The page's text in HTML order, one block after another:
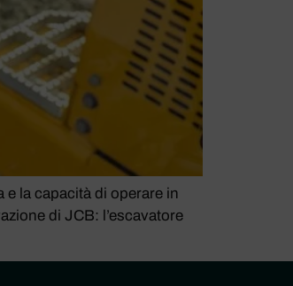
e la capacità di operare in
di JCB: l’escavatore